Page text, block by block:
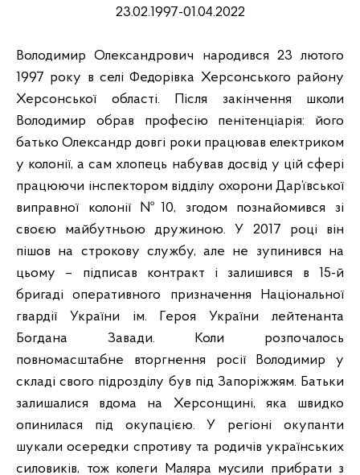
23.02.1997-01.04.2022
Володимир Олександрович народився 23 лютого
1997 року в селі Федорівка Херсонського району
Херсонської області. Після закінчення школи
Володимир обрав професію пенітенціарія: його
батько Олександр довгі роки працював електриком
у колонії, а сам хлопець набував досвід у цій сфері
працюючи інспектором відділу охорони Дар’ївської
виправної колонії №10, згодом познайомився зі
своєю майбутньою дружиною. У 2017 році він
пішов на строкову службу, але не зупинився на
цьому – підписав контракт і залишився в 15-й
бригаді оперативного призначення Національної
гвардії України ім. Героя України лейтенанта
Богдана Завади. Коли розпочалось
повномасштабне вторгнення росії Володимир у
складі свого підрозділу був під Запоріжжям. Батьки
залишалися вдома на Херсонщині, яка швидко
опинилася під окупацією. У регіоні окупанти
шукали осередки спротиву та родичів українських
силовиків, тож колеги Маляра мусили прибрати з